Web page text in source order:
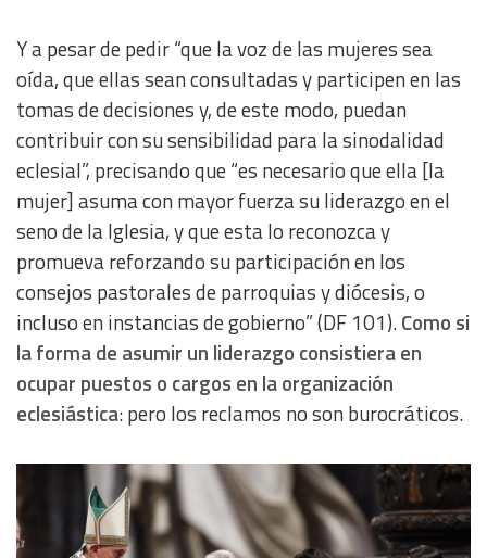
Y a pesar de pedir “que la voz de las mujeres sea
oída, que ellas sean consultadas y participen en las
tomas de decisiones y, de este modo, puedan
contribuir con su sensibilidad para la sinodalidad
eclesial”, precisando que “es necesario que ella [la
mujer] asuma con mayor fuerza su liderazgo en el
seno de la Iglesia, y que esta lo reconozca y
promueva reforzando su participación en los
consejos pastorales de parroquias y diócesis, o
incluso en instancias de gobierno” (DF 101).Como si
la forma de asumir un liderazgo consistiera en
ocupar puestos o cargos en la organización
eclesiástica: pero los reclamos no son burocráticos.